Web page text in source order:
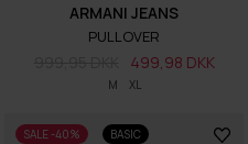
M XL
ARMANI JEANS
PULLOVER
499,98 DKK
SALE -40% BASIC